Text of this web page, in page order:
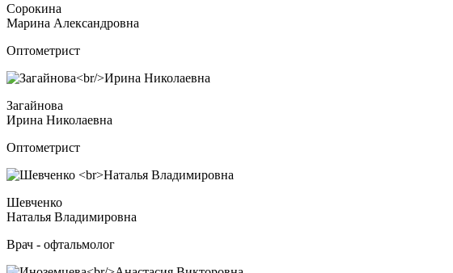
Сорокина
Марина Александровна
Оптометрист
Загайнова
Ирина Николаевна
Оптометрист
Шевченко
Наталья Владимировна
Врач - офтальмолог